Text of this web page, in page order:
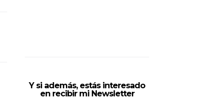
Y si además, estás interesado
en recibir mi Newsletter